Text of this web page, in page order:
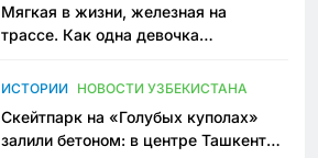
Мягкая в жизни, железная на
трассе. Как одна девочка
Узбекистане
ИСТОРИИ НОВОСТИ УЗБЕКИСТАНА
Скейтпарк на «Голубых куполах»
залили бетоном: в центре Ташкента